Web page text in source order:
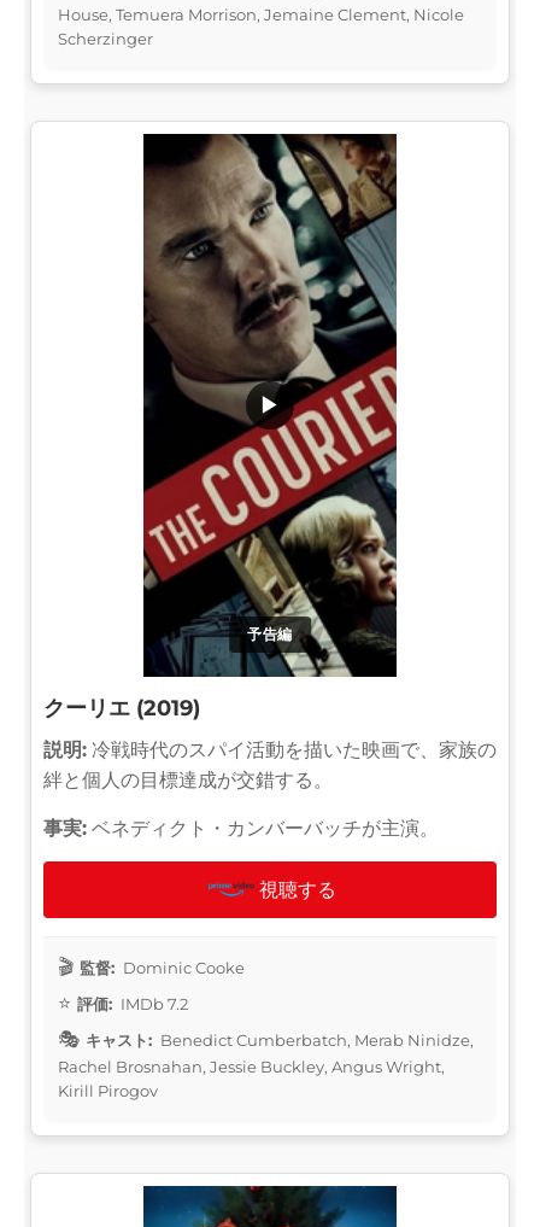
House, Temuera Morrison, Jemaine Clement, Nicole
Scherzinger
予告編
▶
クーリエ (2019)
説明: 冷戦時代のスパイ活動を描いた映画で、家族の
絆と個人の目標達成が交錯する。
事実: ベネディクト・カンバーバッチが主演。
視聴する
監督: Dominic Cooke
評価: IMDb 7.2
キャスト: Benedict Cumberbatch, Merab Ninidze,
Rachel Brosnahan, Jessie Buckley, Angus Wright,
Kirill Pirogov